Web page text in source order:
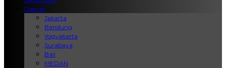
Daerah
Jakarta
Bandung
Yogyakarta
Surabaya
Bali
MEDAN